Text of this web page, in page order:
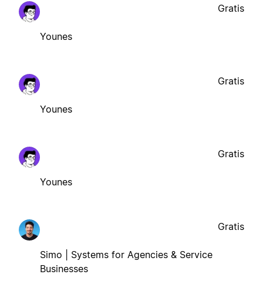
Younes
Gratis
Younes
Gratis
Younes
Gratis
Simo | Systems for Agencies & Service
Businesses
Gratis